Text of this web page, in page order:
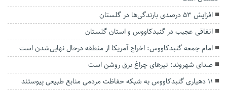
افزایش ۵۳ درصدی بارندگی‌ها در گلستان
اتفاقی عجیب در‌ گنبدکاووس و استان گلستان
امام جمعه گنبدکاووس: اخراج آمریکا از منطقه درحال نهایی‌شدن است
صدای شهروند: تیرهای چراغ برق روشن است
۱۱ دهیاری گنبدکاووس به شبکه حفاظت مردمی منابع طبیعی پیوستند